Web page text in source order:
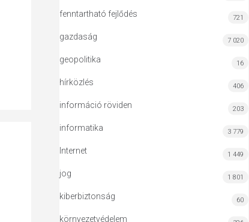
fenntartható fejlődés 721
gazdaság 7 020
geopolitika 16
hírközlés 406
információ röviden 203
informatika 3 779
Internet 1 449
jog 1 801
kiberbiztonság 60
környezetvédelem